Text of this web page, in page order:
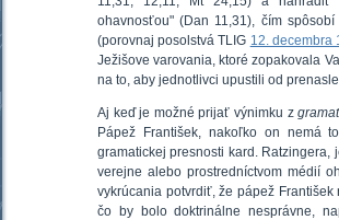
ohavnosťou" (Dan 11,31), čím
(porovnaj posolstvá TLIG 12. decembra
Ježišove varovania, ktoré zopakovala
na to, aby jednotlivci upustili od
Aj keď je možné prijať výnimku z
Pápež František, nakoľko on nemá
gramatickej presnosti kard. Ratzingera,
verejne alebo prostredníctvom médií
vykrúcania potvrdiť, že pápež
čo by bolo doktrinálne nesprávne,